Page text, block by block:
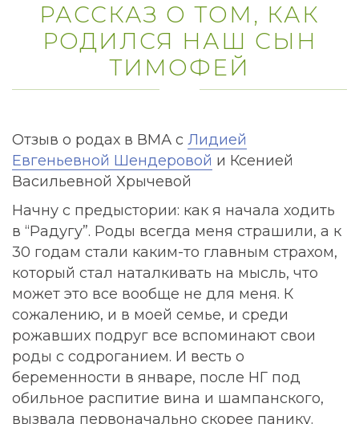
РАССКАЗ О ТОМ, КАК
РОДИЛСЯ НАШ СЫН
ТИМОФЕЙ
Отзыв о родах в ВМА с Лидией
Евгеньевной Шендеровой и Ксенией
Васильевной Хрычевой
Начну с предыстории: как я начала ходить
в “Радугу”. Роды всегда меня страшили, а к
30 годам стали каким-то главным страхом,
который стал наталкивать на мысль, что
может это все вообще не для меня. К
сожалению, и в моей семье, и среди
рожавших подруг все вспоминают свои
роды с содроганием. И весть о
беременности в январе, после НГ под
обильное распитие вина и шампанского,
вызвала первоначально скорее панику.